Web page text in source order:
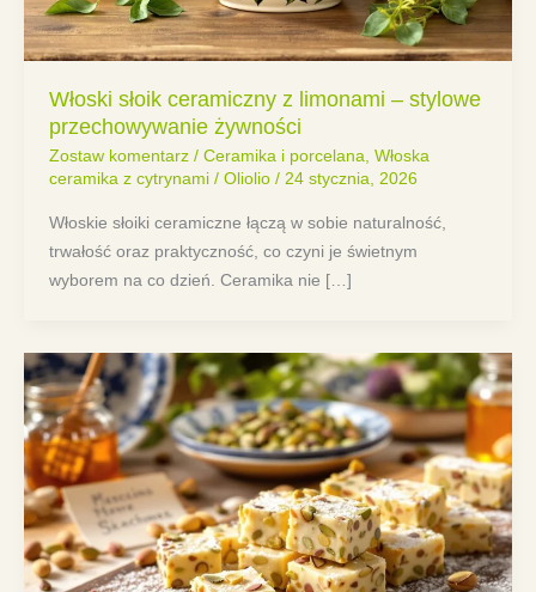
Włoski słoik ceramiczny z limonami – stylowe
przechowywanie żywności
Zostaw komentarz / Ceramika i porcelana Włoska
ceramika z cytrynami/ Oliolio / 24 stycznia, 2026
Włoskie słoiki ceramiczne łączą w sobie naturalność,
trwałość oraz praktyczność, co czyni je świetnym
wyborem na co dzień. Ceramika nie […]